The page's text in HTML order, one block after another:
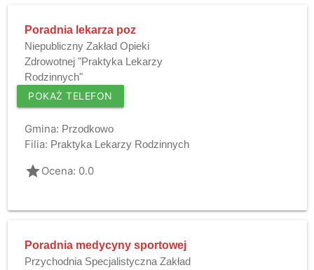
Poradnia lekarza poz
Niepubliczny Zakład Opieki
Zdrowotnej "Praktyka Lekarzy
Rodzinnych"
POKAŻ TELEFON
Gmina: Przodkowo
Filia: Praktyka Lekarzy Rodzinnych
gradeOcena: 0.0
Poradnia medycyny sportowej
Przychodnia Specjalistyczna Zakład